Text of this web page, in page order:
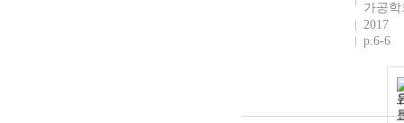
가공학
2017
p.6-6